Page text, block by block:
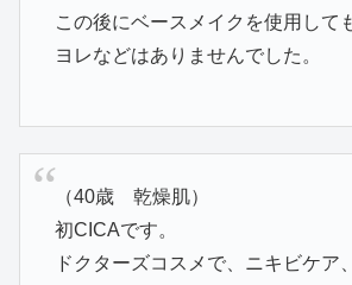
この後にベースメイクを使用して
ヨレなどはありませんでした。
（40歳 乾燥肌）
初CICAです。
ドクターズコスメで、ニキビケア